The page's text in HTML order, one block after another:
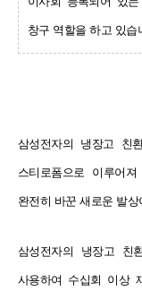
창구 역할을 하고 있습
삼성전자의 냉장고 친
스티로폼으로 이루어
완전히 바꾼 새로운 발
삼성전자의 냉장고 친
사용하여 수십회 이상